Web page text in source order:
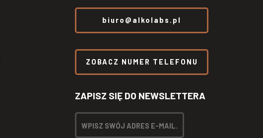
biuro@alkolabs.pl
ZOBACZ NUMER TELEFONU
ZAPISZ SIĘ DO NEWSLETTERA